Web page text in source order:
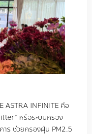
ASTRA INFINITE คือ
หรือระบบกรอง
าร ช่วยกรองฝุ่น PM2.5